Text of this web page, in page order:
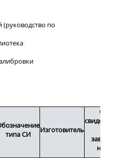
(руководство по
типа СИ
Изготовитель
Срок